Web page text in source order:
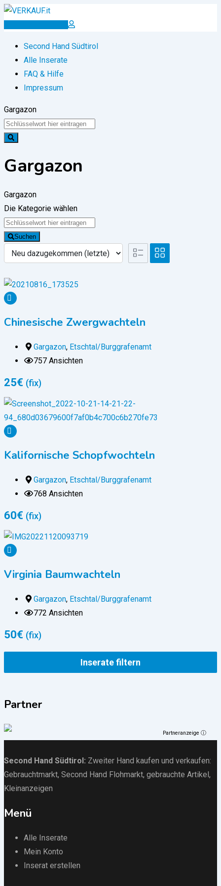
Zum
Inserat erstellen
Second Hand Südtirol
Alle Inserate
FAQ & Hilfe
Impressum
Gargazon
Gargazon
Gargazon
Die Kategorie wählen
Suchen
Chinesische Zwergwachteln
Gargazon, Etschtal/Burggrafenamt
757 Ansichten
25€ (fix)
Kalifornische Schopfwochteln
Gargazon, Etschtal/Burggrafenamt
768 Ansichten
60€ (fix)
Virginia Baumwachteln
Gargazon, Etschtal/Burggrafenamt
772 Ansichten
50€ (fix)
Inserate filtern
Partner
Partneranzeige ⓘ
Second Hand Südtirol : Zweiter Hand kaufen und verkaufen:
Gebrauchtmarkt, Second Hand Flohmarkt, gebrauchte Artikel ,
Kleinanzeigen
Menü
Alle Inserate
Mein Konto
Inserat erstellen